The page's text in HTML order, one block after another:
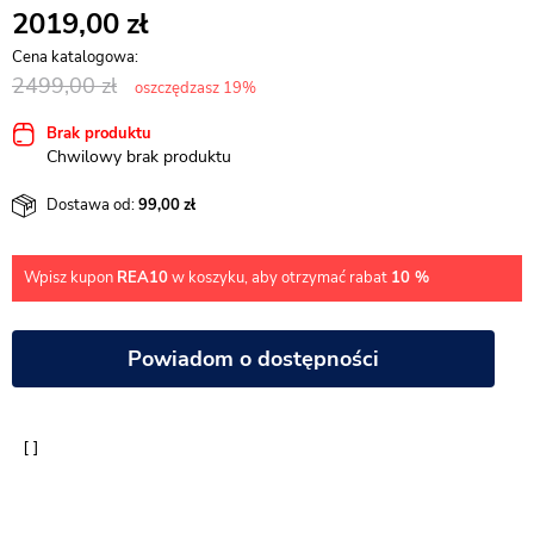
2019,00
2499,00 oszczędzasz 19%
Brak produktu
Chwilowy brak produktu
Dostawa od:99,00
Wpisz kupon REA10w koszyku, aby otrzymać rabat 10 %
Powiadom o dostępności